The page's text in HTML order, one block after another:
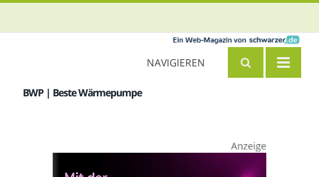
BWP | Beste Wärmepumpe
NAVIGIEREN